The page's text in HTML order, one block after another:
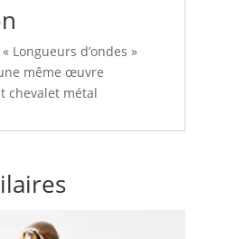
Longueurs d’ondes »
même œuvre
chevalet métal